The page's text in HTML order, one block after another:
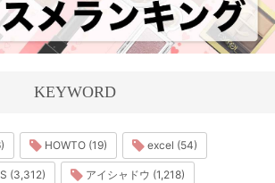
KEYWORD
HOWTO (19) excel (54)
(3,312) アイシャドウ (1,218)